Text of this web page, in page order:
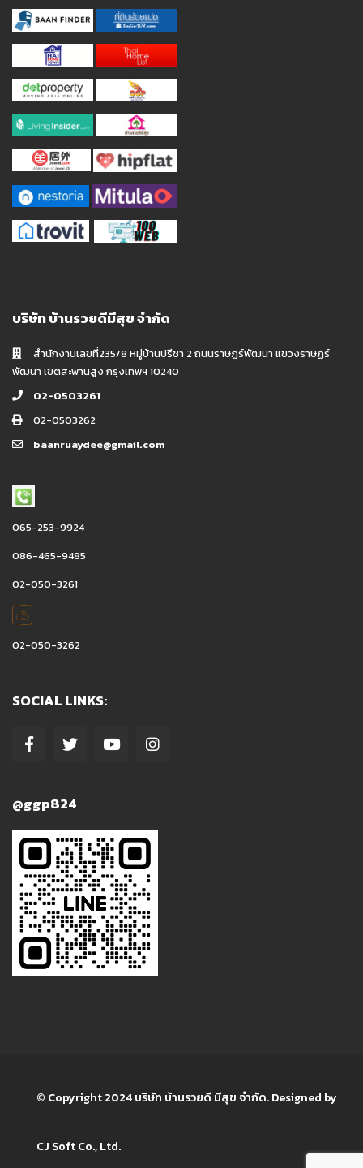
บริษัท บ้านรวยดีมีสุข จำกัด
สำนักงานเลขที่235/8 หมู่บ้านปรีชา 2 ถนนราษฏร์พัฒนา แขวงราษฏร์
พัฒนา เขตสะพานสูง กรุงเทพฯ 10240
02-0503261
02-0503262
baanruaydee@gmail.com
065-253-9924
086-465-9485
02-050-3261
02-050-3262
SOCIAL LINKS:
@ggp824
© Copyright 2024 บริษัท บ้านรวยดี มีสุข จำกัด. Designed by
CJ Soft Co., Ltd.